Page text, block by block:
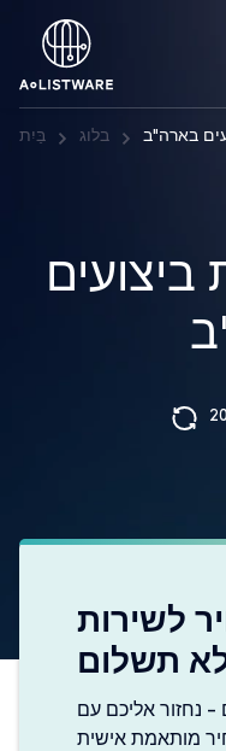
בַּיִת בלוג בארה"ב
ביצועים
לשירות
תשלום
- נחזור אליכם עם
מותאמת אישית